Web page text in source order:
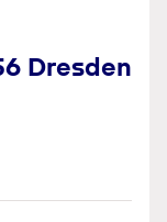
Dresden